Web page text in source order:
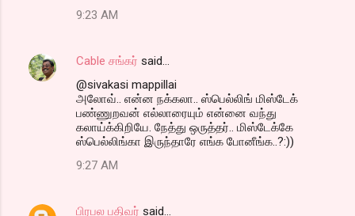
9:23 AM
Cable சங்கர் said…
@sivakasi mappillai
அலோவ்.. என்ன நக்கலா.. ஸ்பெல்லிங் மிஸ்டேக்
பண்ணுறவன் எல்லாரையும் என்னை வந்து
கலாய்க்கிறியே. நேத்து ஒருத்தர்.. மிஸ்டேக்கே
ஸ்பெல்லிங்கா இருந்தாரே எங்க போனீங்க..?:))
9:27 AM
பிரபல பதிவர் said…